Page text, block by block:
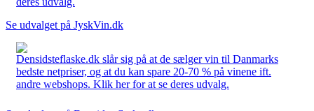
Se udvalget på JyskVin.dk
Densidsteflaske.dk slår sig på at de sælger vin til Danmarks
bedste netpriser, og at du kan spare 20-70 % på vinene ift.
andre webshops. Klik her for at se deres udvalg.